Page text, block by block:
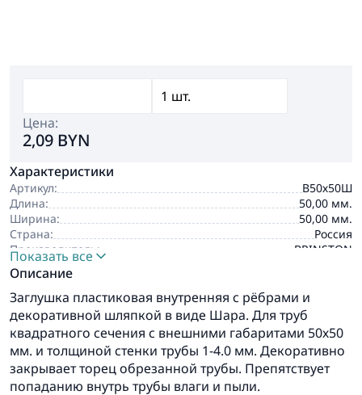
Цена:
2,09 BYN
Характеристики
Артикул:
В50х50Ш
Длина:
50,00 мм.
Ширина:
50,00 мм.
Страна:
Россия
Производитель:
BRINSTON
Показать все
Описание
Заглушка пластиковая внутренняя с рёбрами и
декоративной шляпкой в виде Шара. Для труб
квадратного сечения с внешними габаритами 50х50
мм. и толщиной стенки трубы 1-4.0 мм. Декоративно
закрывает торец обрезанной трубы. Препятствует
попаданию внутрь трубы влаги и пыли.